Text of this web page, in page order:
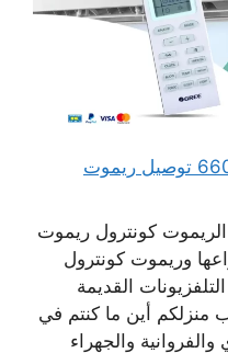
توصيل ريموت للمنزل 66041166 توصيل ريموت
الريموت كونترول ريموت
وريموت كونترول
القديمة
منزلكم أين ما كنتم في
والجهراء